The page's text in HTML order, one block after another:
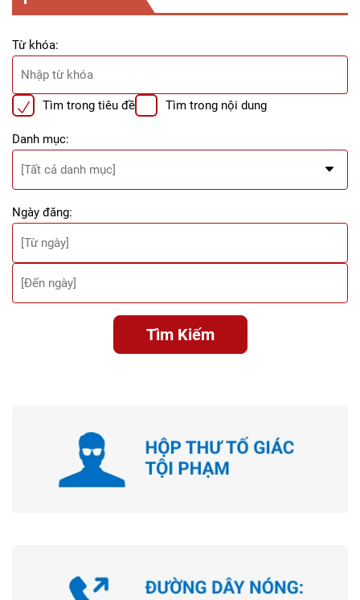
Từ khóa:
Tìm trong tiêu đề Tìm trong nội dung
Danh mục:
Ngày đăng:
Tìm Kiếm